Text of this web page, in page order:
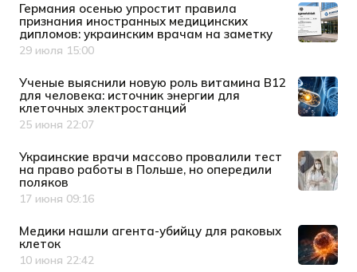
Германия осенью упростит правила
признания иностранных медицинских
дипломов: украинским врачам на заметку
Дата публикации
29 июля 15:00
Ученые выяснили новую роль витамина B12
для человека: источник энергии для
клеточных электростанций
Дата публикации
25 июня 22:07
Украинские врачи массово провалили тест
на право работы в Польше, но опередили
поляков
Дата публикации
17 июня 09:16
Медики нашли агента-убийцу для раковых
клеток
Дата публикации
10 июня 22:42